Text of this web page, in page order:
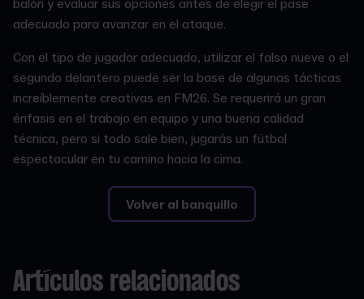
balón y evaluar sus opciones antes de elegir el pase
adecuado para avanzar en el ataque.
Con el tipo de jugador adecuado, utilizar el falso nueve o el
segundo delantero puede ser la base de algunas tácticas
increíblemente creativas en FM26. Se requerirá un gran
énfasis en el trabajo en equipo y una buena calidad
técnica, pero si todo sale bien, jugarás un fútbol
espectacular en tu camino hacia la cima.
Volver al banquillo
Artículos relacionados